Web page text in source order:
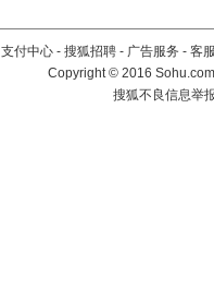
支付中心 - 搜狐招聘 - 广告服务 - 客
Copyright©2016
搜狐不良信息举